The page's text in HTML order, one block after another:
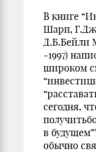
В книге
Шарп,
‑1997)
широком
сегодня,
в
обычно